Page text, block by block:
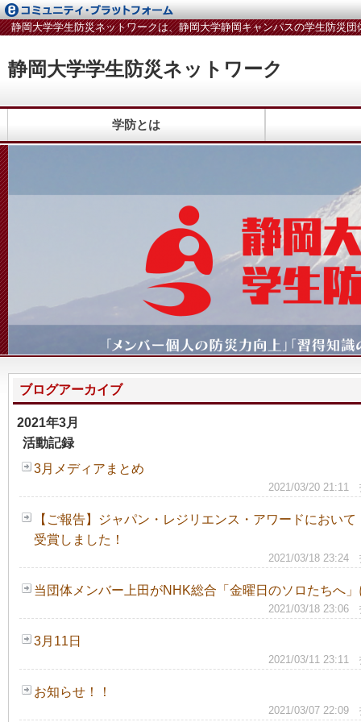
静岡大学学生防災ネットワーク
静岡大学学生防災ネットワークは、静岡大学静岡キャンパスの学生防災
学防とは
ブログアーカイブ
2021年3月
活動記録
3月メディアまとめ
2021/03/20 21:11
【ご報告】ジャパン・レジリエンス・アワードにおい
受賞しました！
2021/03/18 23:24
当団体メンバー上田がNHK総合「金曜日のソロたちへ
2021/03/18 23:06
3月11日
2021/03/11 23:11
お知らせ！！
2021/03/07 22:09